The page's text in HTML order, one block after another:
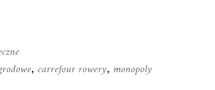
,carrefour rowery,monopoly